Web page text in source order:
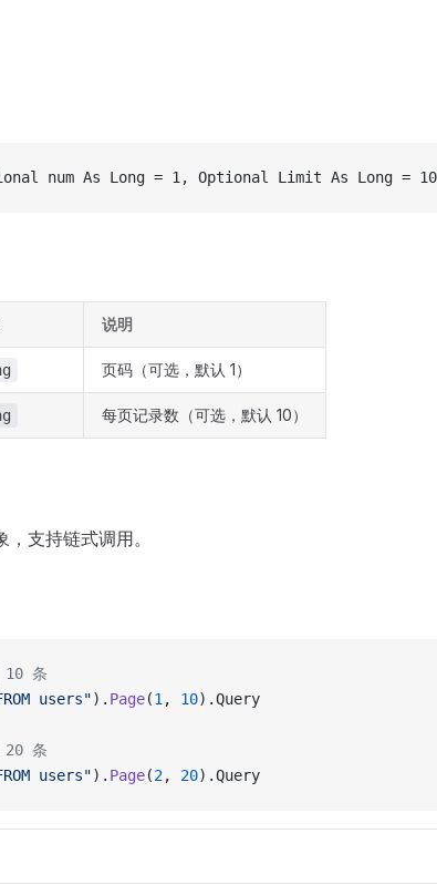
num As Long = 1, Optional Limit As Long =
说明
页码（可选，默认 1）
每页记录数（可选，默认 10）
，支持链式调用。
10 条
users"). Page(1 , 10).Query
20 条
users"). Page(2, 20).Query